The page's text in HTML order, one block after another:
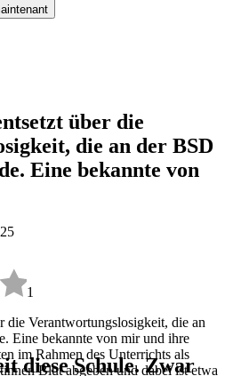
über die
die an der BSD
Eine bekannte von
1
Verantwortungslosigkeit, die an
Eine bekannte von mir und ihre
im Rahmen des Unterrichts als
Blut abgeben und dabei ist etwa
diese Schule. Zwar